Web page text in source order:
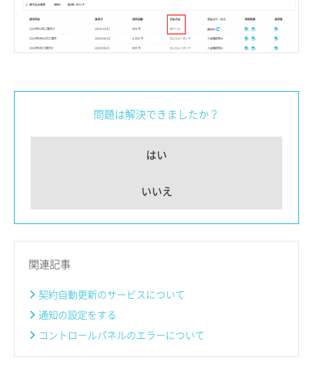
問題は解決できましたか？
はい
いいえ
関連記事
契約自動更新のサービスについて
通知の設定をする
コントロールパネルのエラーについて